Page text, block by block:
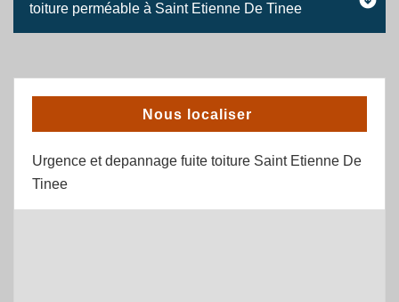
toiture perméable à Saint Etienne De Tinee
Nous localiser
Urgence et depannage fuite toiture Saint Etienne De
Tinee